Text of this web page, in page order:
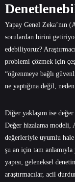
Yapay Genel Zeka’nın
sorulardan birini
edebiliyoruz?
problemi çözmek için
“öğrenmeye bağlı
ne yaptığına değil,
Diğer yaklaşım ise
Değer hizalama modeli,
değerleriyle uyumlu
şu an için tam
yapısı, geleneksel
araştırmacılar, acil